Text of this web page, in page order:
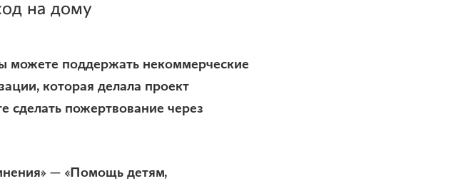
на дому
поддержать некоммерческие
которая делала проект
сделать пожертвование через
— «Помощь детям,